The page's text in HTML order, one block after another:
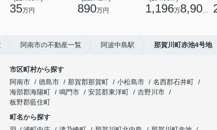
35万円 890万円 1,196万8,900 円
阿南市の不動産一覧 阿波中島駅 那賀川町赤池4号地
市区町村から探す
阿南市
徳島市 那賀郡那賀町 小松島市
名西郡石井町
海部郡海陽町
鳴門市 安芸郡東洋町
吉野川市
板野郡藍住町
町名から探す